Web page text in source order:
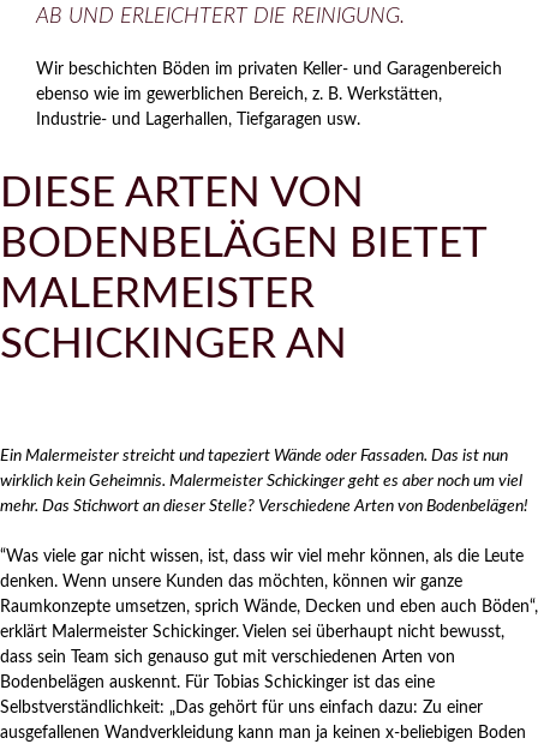
AB UND ERLEICHTERT DIE REINIGUNG.
Wir beschichten Böden im privaten Keller- und Garagenbereich
ebenso wie im gewerblichen Bereich, z. B. Werkstätten,
Industrie- und Lagerhallen, Tiefgaragen usw.
DIESE ARTEN VON
BODENBELÄGEN BIETET
MALERMEISTER
SCHICKINGER AN
Ein Malermeister streicht und tapeziert Wände oder Fassaden. Das ist nun
wirklich kein Geheimnis. Malermeister Schickinger geht es aber noch um viel
mehr. Das Stichwort an dieser Stelle? Verschiedene Arten von Bodenbelägen!
“Was viele gar nicht wissen, ist, dass wir viel mehr können, als die Leute
denken. Wenn unsere Kunden das möchten, können wir ganze
Raumkonzepte umsetzen, sprich Wände, Decken und eben auch Böden“,
erklärt Malermeister Schickinger. Vielen sei überhaupt nicht bewusst,
dass sein Team sich genauso gut mit verschiedenen Arten von
Bodenbelägen auskennt. Für Tobias Schickinger ist das eine
Selbstverständlichkeit: „Das gehört für uns einfach dazu: Zu einer
ausgefallenen Wandverkleidung kann man ja keinen x-beliebigen Boden